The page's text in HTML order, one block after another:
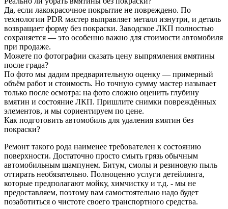
Да, если лакокрасочное покрытие не повреждено. По
технологии PDR мастер выправляет металл изнутри, и деталь
возвращает форму без покраски. Заводское ЛКП полностью
сохраняется — это особенно важно для стоимости автомобиля
при продаже.
Можете по фотографии сказать цену выпрямления вмятины
после града?
По фото мы дадим предварительную оценку — примерный
объём работ и стоимость. Но точную сумму мастер называет
только после осмотра: на фото сложно оценить глубину
вмятин и состояние ЛКП. Пришлите снимки повреждённых
элементов, и мы сориентируем по цене.
Как подготовить автомобиль для удаления вмятин без
покраски?
Ремонт такого рода наименее требователен к состоянию
поверхности. Достаточно просто смыть грязь обычным
автомобильным шампунем. Битум, смолы и резиновую пыль
оттирать необязательно. Полноценно услуги детейлинга,
которые предполагают мойку, химчистку и т.д. - мы не
предоставляем, поэтому вам самостоятельно надо будет
позаботиться о чистоте своего транспортного средства.